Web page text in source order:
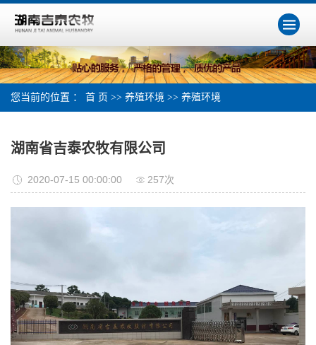
您当前的位置 ： 首 页 >> 养殖环境 >> 养殖环境
湖南省吉泰农牧有限公司
2020-07-15 00:00:00 257次